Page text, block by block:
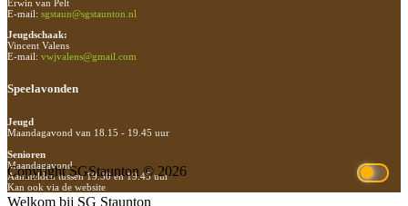
Erwin van Pelt
E-mail: sgstaun@sgstaunton.nl
Jeugdschaak:
Vincent Valens
E-mail: vwjvalens@gmail.com
Speelavonden
Jeugd
Maandagavond van 18.15 - 19.45 uur
Senioren
Maandagavond
Aanmelden tussen 19.30 en 19.45 uur
Kan ook via de website
Copyright SGStaunton © 2026
Welkom bij SG Staunton